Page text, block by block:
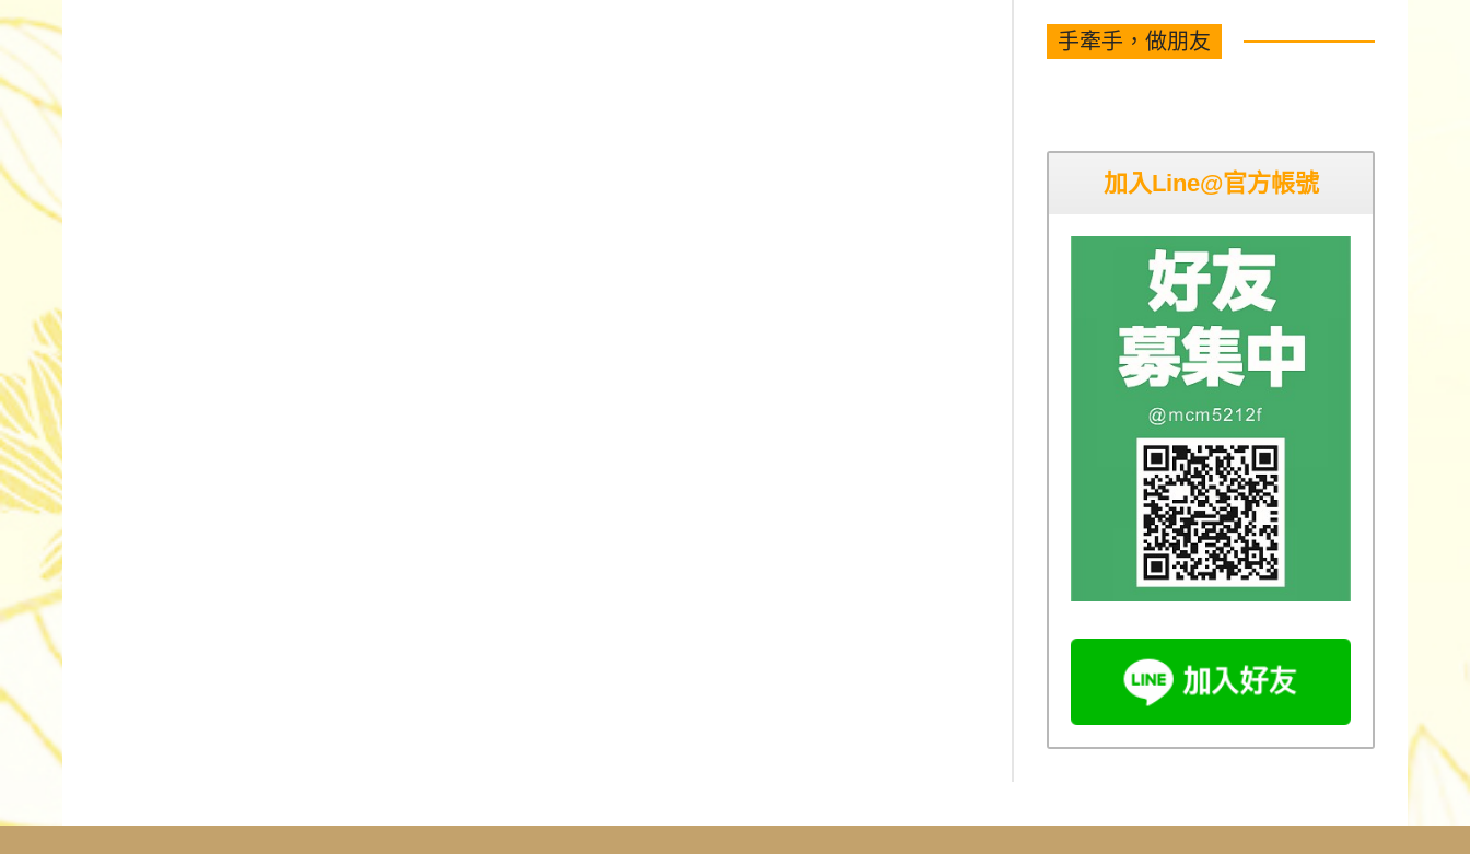
手牽手，做朋友
加入Line@官方帳號